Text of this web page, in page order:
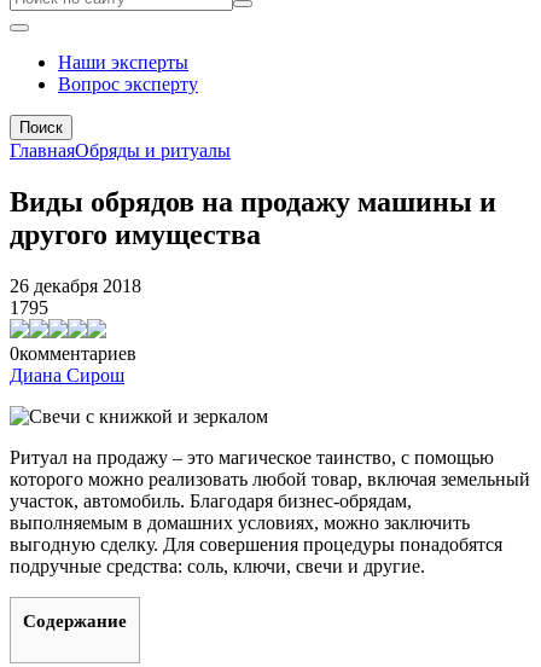
Наши эксперты
Вопрос эксперту
Поиск
ГлавнаяОбряды и ритуалы
Виды обрядов на продажу машины и
другого имущества
26 декабря 2018
1795
0комментариев
Диана Сирош
Ритуал на продажу – это магическое таинство, с помощью
которого можно реализовать любой товар, включая земельный
участок, автомобиль. Благодаря бизнес-обрядам,
выполняемым в домашних условиях, можно заключить
выгодную сделку. Для совершения процедуры понадобятся
подручные средства: соль, ключи, свечи и другие.
Содержание